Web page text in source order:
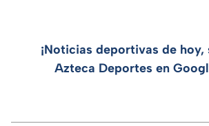
¡Noticias deportivas de hoy,
Azteca Deportes en